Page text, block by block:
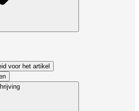
voor het artikel